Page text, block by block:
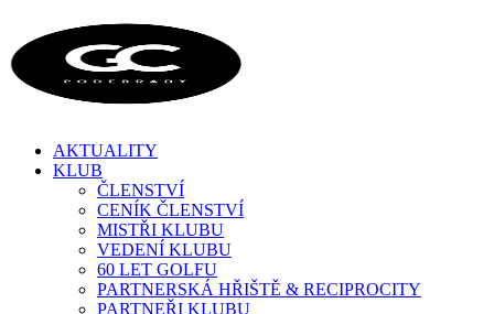
AKTUALITY
KLUB
ČLENSTVÍ
CENÍK ČLENSTVÍ
MISTŘI KLUBU
VEDENÍ KLUBU
60 LET GOLFU
PARTNERSKÁ HŘIŠTĚ & RECIPROCITY
PARTNEŘI KLUBU